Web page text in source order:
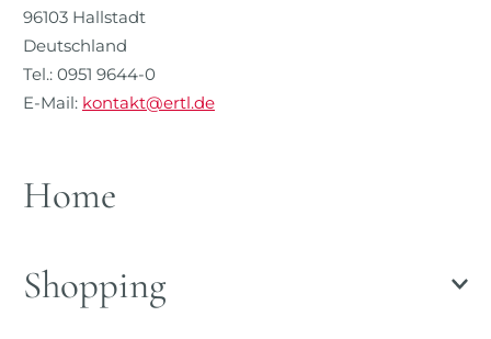
96103 Hallstadt
Deutschland
Tel.: 0951 9644-0
E-Mail: kontakt@ertl.de
Home
Shopping